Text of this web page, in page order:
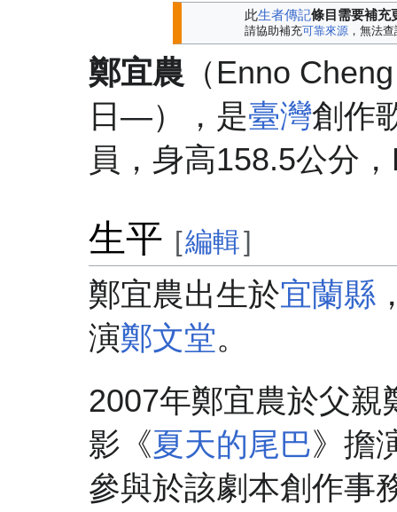
此生者傳記條目需要補充
請協助補充可靠來源 ，無法
鄭宜農 （Enno Cheng
日 —），是臺灣創作
員，身高158.5公分
生平 [編輯]
鄭宜農出生於宜蘭縣
演鄭文堂。
2007年鄭宜農於父親
影《夏天的尾巴》擔
參與於該劇本創作事